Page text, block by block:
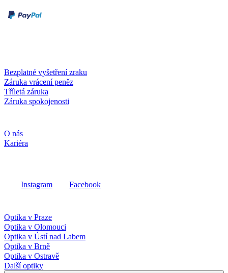
Bezplatné vyšetření zraku
Záruka vrácení peněz
Tříletá záruka
Záruka spokojenosti
O nás
Kariéra
Instagram Facebook
Optika v Praze
Optika v Olomouci
Optika v Ústí nad Labem
Optika v Brně
Optika v Ostravě
Další optiky